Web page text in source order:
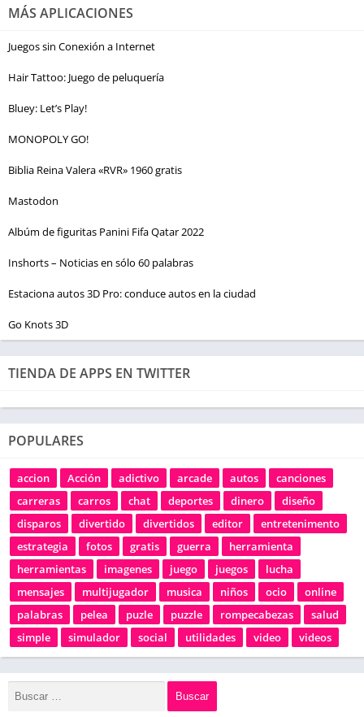
MÁS APLICACIONES
Juegos sin Conexión a Internet
Hair Tattoo: Juego de peluquería
Bluey: Let’s Play!
MONOPOLY GO!
Biblia Reina Valera «RVR» 1960 gratis
Mastodon
Albúm de figuritas Panini Fifa Qatar 2022
Inshorts – Noticias en sólo 60 palabras
Estaciona autos 3D Pro: conduce autos en la ciudad
Go Knots 3D
TIENDA DE APPS EN TWITTER
POPULARES
accion Acción adictivo arcade autos
canciones
carreras
carros chat deportes dinero
diseño
disparos
divertido divertidos editor
entretenimento
estrategia
fotos gratis guerra
herramienta
herramientas
imagenes juego juegos
lucha
mensajes
multijugador musica niños ocio
online
palabras
pelea puzle puzzle rompecabezas
salud
simple
simulador social utilidades video videos